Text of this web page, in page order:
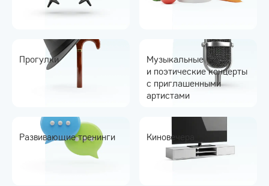
Прогулки
Музыкальные
и поэтические концерты
с приглашенными
артистами
Развивающие тренинги Киновечера